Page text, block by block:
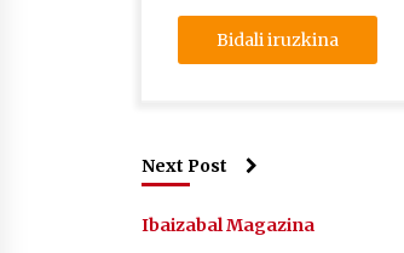
Next Post
Ibaizabal Magazina